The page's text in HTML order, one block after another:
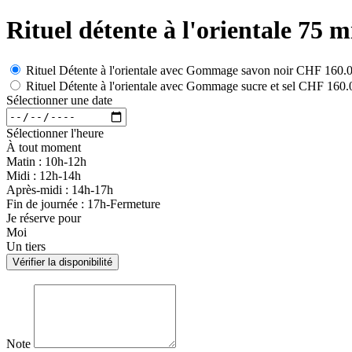
Rituel détente à l'orientale 75
Rituel Détente à l'orientale avec Gommage savon noir CHF
Rituel Détente à l'orientale avec Gommage sucre et sel CHF
Sélectionner une date
Sélectionner l'heure
À tout moment
Matin : 10h-12h
Midi : 12h-14h
Après-midi : 14h-17h
Fin de journée : 17h-Fermeture
Je réserve pour
Moi
Un tiers
Vérifier la disponibilité
Note